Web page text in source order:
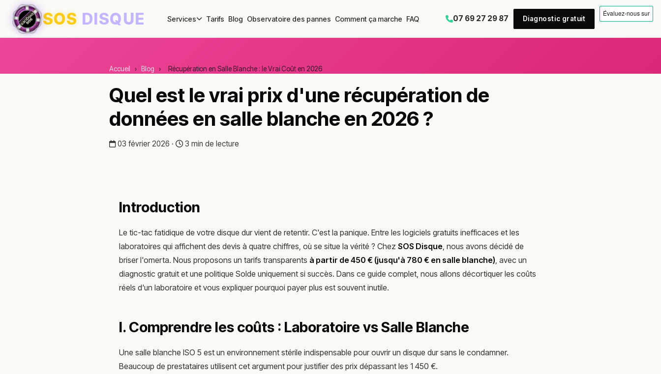
SOS DISQUE Services Tarifs Blog Observatoire des pannes Comment ça marche FAQ 07 69 27 29 87 Diagnostic gratuit
Accueil › Blog › Récupération en Salle Blanche : le Vrai Coût en 2026
Quel est le vrai prix d'une récupération de
données en salle blanche en 2026 ?
03 février 2026 · 3 min de lecture
Introduction
Le tic-tac fatidique de votre disque dur vient de retentir. C'est la panique. Entre les logiciels gratuits inefficaces et les
laboratoires qui affichent des devis à quatre chiffres, où se situe la vérité ? Chez SOS Disque, nous avons décidé de
briser l'omerta. Nous proposons un tarifs transparents à partir de 450 € (jusqu'à 780 € en salle blanche), avec un
diagnostic gratuit et une politique Solde uniquement si succès. Dans ce guide complet, nous allons décortiquer les coûts
réels d'un laboratoire et vous expliquer pourquoi payer plus est souvent inutile.
I. Comprendre les coûts : Laboratoire vs Salle Blanche
Une salle blanche ISO 5 est un environnement stérile indispensable pour ouvrir un disque dur sans le condamner.
Beaucoup de prestataires utilisent cet argument pour justifier des prix dépassant les 1 450 €.